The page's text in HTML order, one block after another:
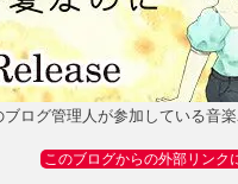
ブログ管理人が参加している音
このブログからの外部リンク